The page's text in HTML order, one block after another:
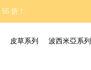
，滿五件享7折！
折！
皮草系列 波西米亞系列